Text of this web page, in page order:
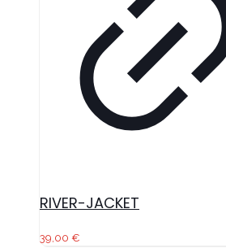
RIVER-JACKET
39,00 €